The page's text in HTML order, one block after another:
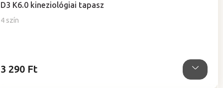
D3 K6.0 kineziológiai tapasz
4 szín
átlagos
értékelése
3 290 Ft